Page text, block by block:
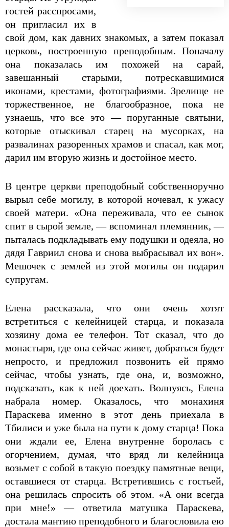
гостей расспросами,
он пригласил их в
свой дом, как давних знакомых, а затем показал
церковь, построенную преподобным. Поначалу
она показалась им похожей на сарай,
завешанный старыми, потрескавшимися
иконами, крестами, фотографиями. Зрелище не
торжественное, не благообразное, пока не
узнаешь, что все это — поруганные святыни,
которые отыскивал старец на мусорках, на
развалинах разоренных храмов и спасал, как мог,
дарил им вторую жизнь и достойное место.
В центре церкви преподобный собственноручно
вырыл себе могилу, в которой ночевал, к ужасу
своей матери. «Она переживала, что ее сынок
спит в сырой земле, — вспоминал племянник, —
пыталась подкладывать ему подушки и одеяла, но
дядя Гавриил снова и снова выбрасывал их вон».
Мешочек с землей из этой могилы он подарил
супругам.
Елена рассказала, что они очень хотят
встретиться с келейницей старца, и показала
хозяину дома ее телефон. Тот сказал, что до
монастыря, где она сейчас живет, добраться будет
непросто, и предложил позвонить ей прямо
сейчас, чтобы узнать, где она, и, возможно,
подсказать, как к ней доехать. Волнуясь, Елена
набрала номер. Оказалось, что монахиня
Параскева именно в этот день приехала в
Тбилиси и уже была на пути к дому старца! Пока
они ждали ее, Елена внутренне боролась с
огорчением, думая, что вряд ли келейница
возьмет с собой в такую поездку памятные вещи,
оставшиеся от старца. Встретившись с гостьей,
она решилась спросить об этом. «А они всегда
при мне!» — ответила матушка Параскева,
достала мантию преподобного и благословила ею